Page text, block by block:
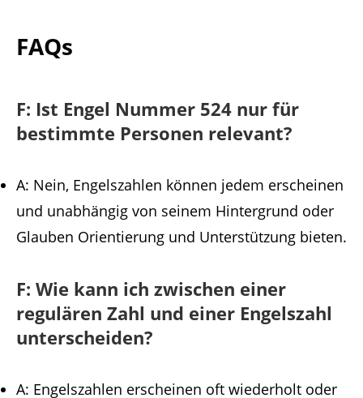
FAQs
F: Ist Engel Nummer 524 nur für
bestimmte Personen relevant?
A: Nein, Engelszahlen können jedem erscheinen
und unabhängig von seinem Hintergrund oder
Glauben Orientierung und Unterstützung bieten.
F: Wie kann ich zwischen einer
regulären Zahl und einer Engelszahl
unterscheiden?
A: Engelszahlen erscheinen oft wiederholt oder